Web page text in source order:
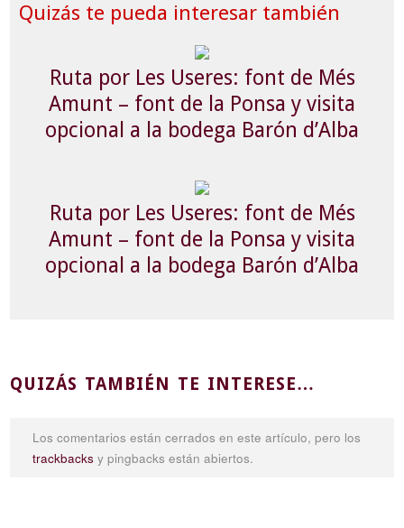
Quizás te pueda interesar también
Ruta por Les Useres: font de Més
Amunt – font de la Ponsa y visita
opcional a la bodega Barón d’Alba
Ruta por Les Useres: font de Més
Amunt – font de la Ponsa y visita
opcional a la bodega Barón d’Alba
QUIZÁS TAMBIÉN TE INTERESE…
Los comentarios están cerrados en este artículo, pero los
trackbacks y pingbacks están abiertos.